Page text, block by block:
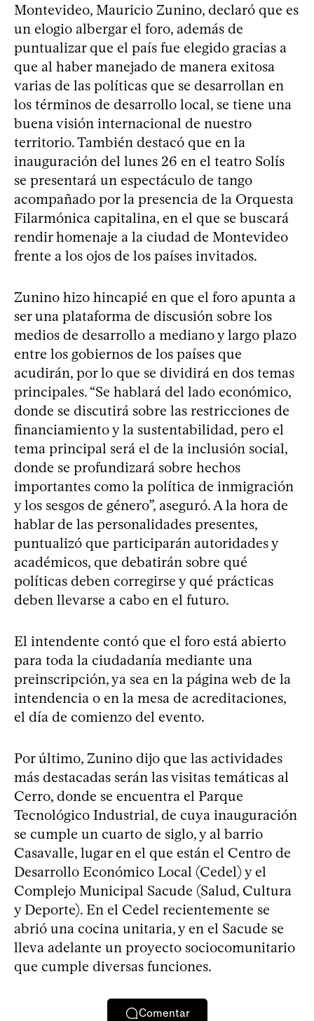
Montevideo, Mauricio Zunino, declaró que es
un elogio albergar el foro, además de
puntualizar que el país fue elegido gracias a
que al haber manejado de manera exitosa
varias de las políticas que se desarrollan en
los términos de desarrollo local, se tiene una
buena visión internacional de nuestro
territorio. También destacó que en la
inauguración del lunes 26 en el teatro Solís
se presentará un espectáculo de tango
acompañado por la presencia de la Orquesta
Filarmónica capitalina, en el que se buscará
rendir homenaje a la ciudad de Montevideo
frente a los ojos de los países invitados.
Zunino hizo hincapié en que el foro apunta a
ser una plataforma de discusión sobre los
medios de desarrollo a mediano y largo plazo
entre los gobiernos de los países que
acudirán, por lo que se dividirá en dos temas
principales. “Se hablará del lado económico,
donde se discutirá sobre las restricciones de
financiamiento y la sustentabilidad, pero el
tema principal será el de la inclusión social,
donde se profundizará sobre hechos
importantes como la política de inmigración
y los sesgos de género”, aseguró. A la hora de
hablar de las personalidades presentes,
puntualizó que participarán autoridades y
académicos, que debatirán sobre qué
políticas deben corregirse y qué prácticas
deben llevarse a cabo en el futuro.
El intendente contó que el foro está abierto
para toda la ciudadanía mediante una
preinscripción, ya sea en la página web de la
intendencia o en la mesa de acreditaciones,
el día de comienzo del evento.
Por último, Zunino dijo que las actividades
más destacadas serán las visitas temáticas al
Cerro, donde se encuentra el Parque
Tecnológico Industrial, de cuya inauguración
se cumple un cuarto de siglo, y al barrio
Casavalle, lugar en el que están el Centro de
Desarrollo Económico Local (Cedel) y el
Complejo Municipal Sacude (Salud, Cultura
y Deporte). En el Cedel recientemente se
abrió una cocina unitaria, y en el Sacude se
lleva adelante un proyecto sociocomunitario
que cumple diversas funciones.
Comentar